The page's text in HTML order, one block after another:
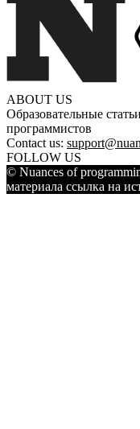
ABOUT US
Образовательные
программистов
Contact us:
FOLLOW US
© Nuances of
материала ссылка на